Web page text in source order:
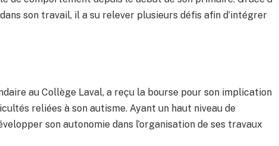
son travail, il a su relever plusieurs défis afin d’intégrer
au Collège Laval, a reçu la bourse pour son implication
reliées à son autisme. Ayant un haut niveau de
son autonomie dans l’organisation de ses travaux